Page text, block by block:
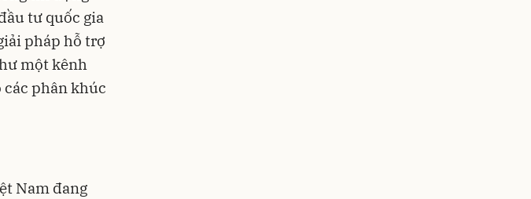
tư quốc gia
pháp hỗ trợ
một kênh
phân khúc
Nam đang